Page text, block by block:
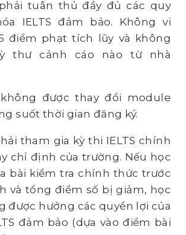
tuân thủ đầy đủ các quy
IELTS đảm bảo. Không vi
điểm phạt tích lũy và không
thư cảnh cáo nào từ nhà
được thay đổi module
suốt thời gian đăng ký.
tham gia kỳ thi IELTS chính
chỉ định của trường. Nếu học
bài kiểm tra chính thức trước
và tổng điểm số bị giảm, học
được hưởng các quyền lợi của
đảm bảo (dựa vào điểm bài